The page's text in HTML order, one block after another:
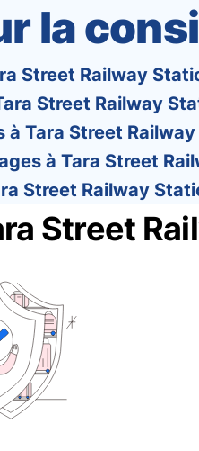
la
Street Railway
Street Railway
Tara Street
à Tara Street
Street Railway
Street